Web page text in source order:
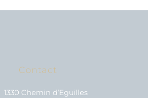
Contact
1330 Chemin d’Eguilles